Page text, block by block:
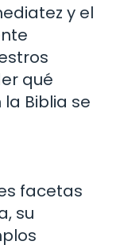
y el
qué
Biblia se
facetas
su